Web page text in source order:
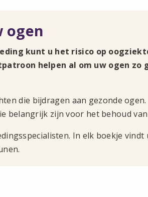
ogen
kunt u het risico op
helpen al om uw ogen zo
die bijdragen aan gezonde
belangrijk zijn voor het behoud
In elk boekje vindt